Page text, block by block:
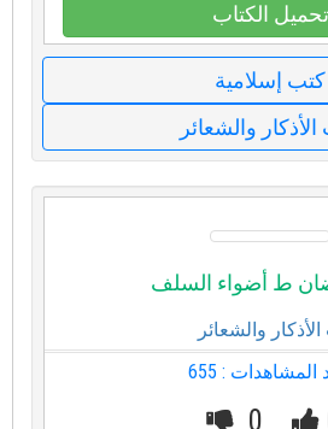
تحميل الكتاب
كتب إسلامية
والشعائر
ط أضواء السلف
والشعائر
المشاهدات : 655
0